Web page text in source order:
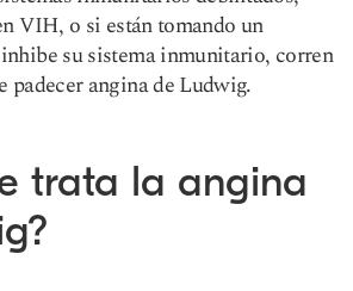
VIH, o si están tomando un
su sistema inmunitario, corren
padecer angina de Ludwig.
trata la angina